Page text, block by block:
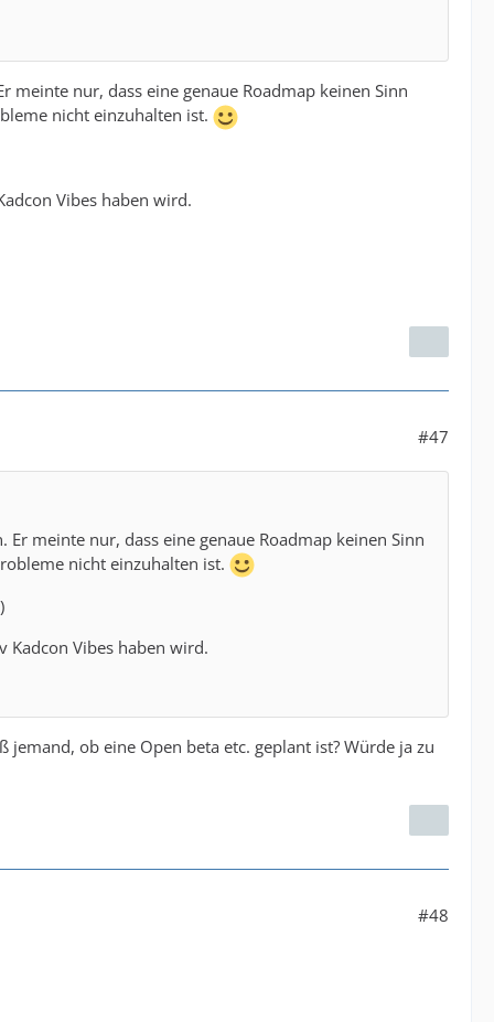
meinte nur, dass eine genaue Roadmap keinen Sinn
nicht einzuhalten ist.
Vibes haben wird.
#47
meinte nur, dass eine genaue Roadmap keinen Sinn
nicht einzuhalten ist.
Kadcon Vibes haben wird.
ob eine Open beta etc. geplant ist? Würde ja zu
#48